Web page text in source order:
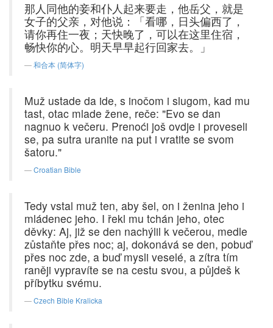
那人同他的妾和仆人起来要走，他岳父，就是
女子的父亲，对他说：「看哪，日头偏西了，
请你再住一夜；天快晚了，可以在这里住宿，
畅快你的心。明天早早起行回家去。」
和合本 (简体字)
Muž ustade da ide, s inočom i slugom, kad mu
tast, otac mlade žene, reče: "Evo se dan
nagnuo k večeru. Prenoći još ovdje i proveseli
se, pa sutra uranite na put i vratite se svom
šatoru."
Croatian Bible
Tedy vstal muž ten, aby šel, on i ženina jeho i
mládenec jeho. I řekl mu tchán jeho, otec
děvky: Aj, již se den nachýlil k večerou, medle
zůstaňte přes noc; aj, dokonává se den, pobuď
přes noc zde, a buď mysli veselé, a zítra tím
raněji vypravíte se na cestu svou, a půjdeš k
příbytku svému.
Czech Bible Kralicka